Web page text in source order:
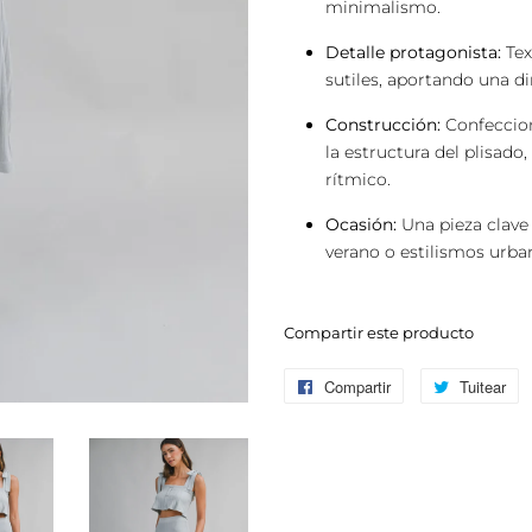
minimalismo.
Detalle protagonista:
sutiles, aportando una
Construcción:
la estructura del
rítmico.
Ocasión: Una pieza
verano o estilismos
Compartir este producto
Compartir
CompartirTuitear